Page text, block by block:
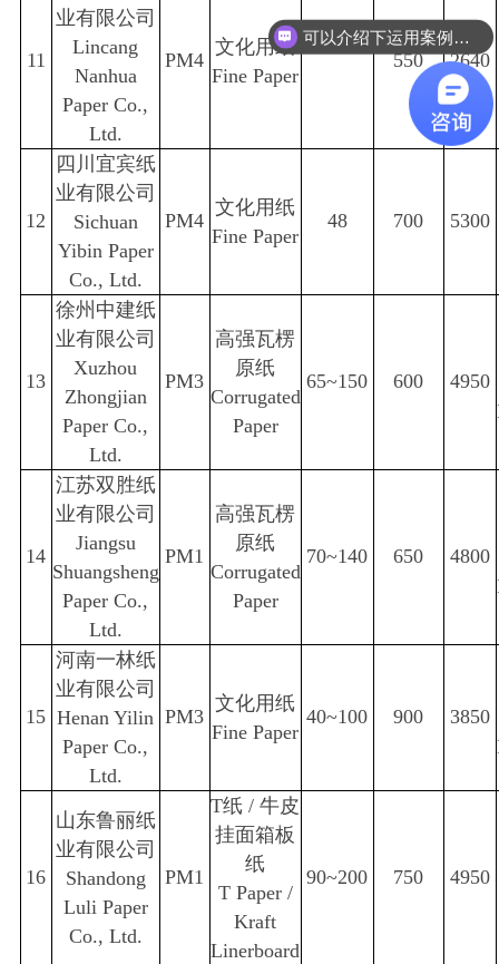
11
业有限公司
Lincang
Nanhua
Paper Co.,
Ltd.
PM4
文化用纸
Fine Paper
550 2640
12
四川宜宾纸
业有限公司
Sichuan
Yibin Paper
Co., Ltd.
PM4
文化用纸
Fine Paper
48 700 5300
13
徐州中建纸
业有限公司
Xuzhou
Zhongjian
Paper Co.,
Ltd.
PM3
高强瓦楞
原纸
Corrugated
Paper
65~150 600
4950
14
江苏双胜纸
业有限公司
Jiangsu
Shuangsheng
Paper Co.,
Ltd.
PM1
高强瓦楞
原纸
Corrugated
Paper
70~140 650
4800
15
河南一林纸
业有限公司
Henan Yilin
Paper Co.,
Ltd.
PM3
文化用纸
Fine Paper
40~100 900
3850
16
山东鲁丽纸
业有限公司
Shandong
Luli Paper
Co., Ltd.
PM1
T纸 /牛皮
挂面箱板
纸
T Paper /
Kraft
Linerboard
90~200 750 4950